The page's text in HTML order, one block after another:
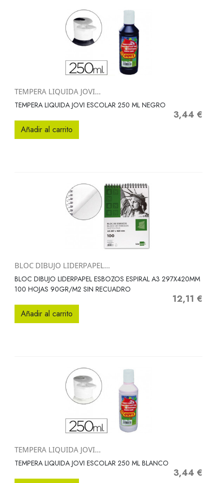
TEMPERA LIQUIDA JOVI...
TEMPERA LIQUIDA JOVI ESCOLAR 250 ML NEGRO
Precio
3,44 €
Añadir al carrito
BLOC DIBUJO LIDERPAPEL...
BLOC DIBUJO LIDERPAPEL ESBOZOS ESPIRAL A3 297X420MM
100 HOJAS 90GR/M2 SIN RECUADRO
Precio
12,11 €
Añadir al carrito
TEMPERA LIQUIDA JOVI...
TEMPERA LIQUIDA JOVI ESCOLAR 250 ML BLANCO
Precio
3,44 €